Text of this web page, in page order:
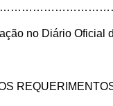
no Diário Oficial